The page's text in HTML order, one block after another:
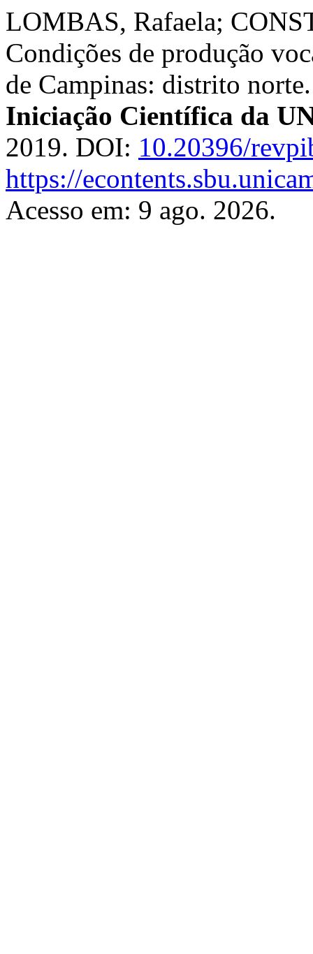
LOMBAS, Rafaela;
Condições de produção
de Campinas: distrito
Iniciação Científica da
2019. DOI: 10.20396/
https://
Acesso em: 9 ago. 2026.